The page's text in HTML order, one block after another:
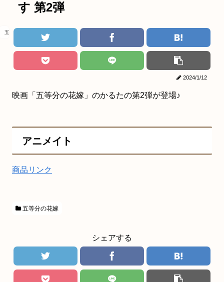
す 第2弾
五等分の花嫁
2024/1/12
映画「五等分の花嫁」のかるたの第2弾が登場♪
アニメイト
商品リンク
五等分の花嫁
シェアする